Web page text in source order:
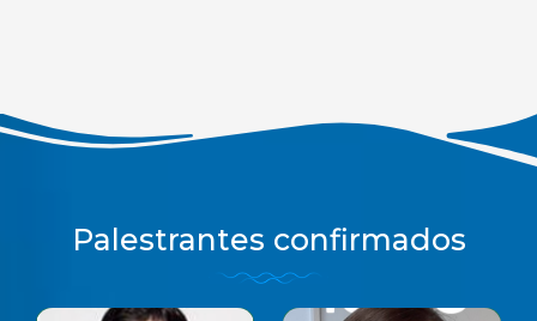
Palestrantes confirmados